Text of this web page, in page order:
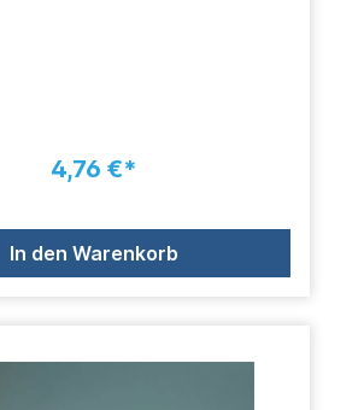
4,76 €*
In den Warenkorb